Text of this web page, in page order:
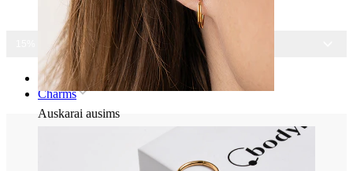
Auskarai ausims
15% NUOLAIDA VISIEMS PAPUOŠALAMS
Pradžia
Charms